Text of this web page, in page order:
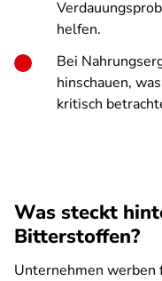
helfen.
Bei
hinschauen,
kritisch
Was steckt
Bitterstoffen?
Unternehmen